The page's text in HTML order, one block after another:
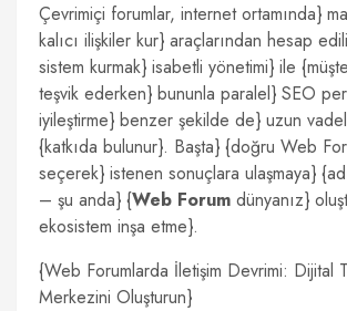
Çevrimiçi forumlar, internet ortamında}
kalıcı ilişkiler kur} araçlarından hesap
sistem kurmak} isabetli yönetimi} ile
teşvik ederken} bununla paralel} SEO
iyileştirme} benzer şekilde de} uzun
{katkıda bulunur}. Başta} {doğru Web
seçerek} istenen sonuçlara ulaşmaya}
– şu anda} {Web Forum dünyanız}
ekosistem inşa etme}.
{Web Forumlarda İletişim Devrimi: Dijital
Merkezini Oluşturun}